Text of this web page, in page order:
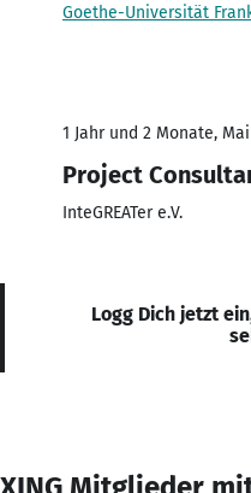
Goethe-Universität
1 Jahr und 2 Monate,
Project
InteGREATer e.V.
Logg Dich jetzt